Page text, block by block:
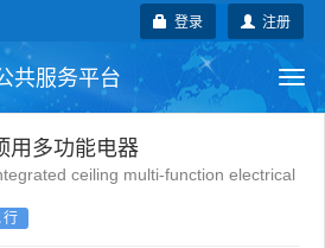
注册
登录
共服务平台
行业标准
用多功能电器
ceiling multi-function electrical